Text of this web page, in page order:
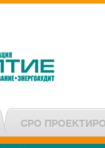
СРО